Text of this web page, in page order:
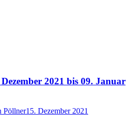
2021 bis 09. Januar
Pöllner15. Dezember 2021